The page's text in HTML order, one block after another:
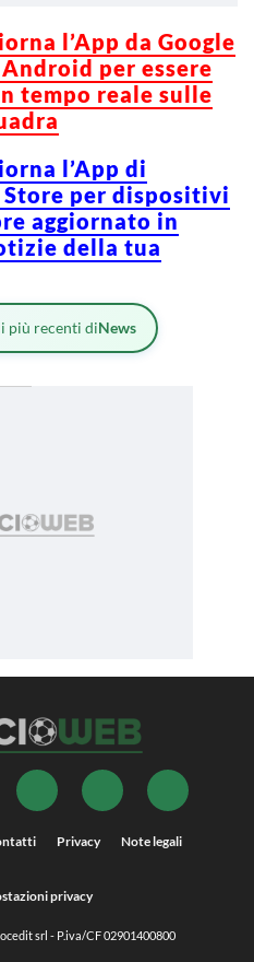
l’App da Google
per essere
tempo reale sulle
l’App di
Store per dispositivi
aggiornato in
della tua
più recenti diNews
Privacy Note legali
privacy
srl - P.iva/CF 02901400800